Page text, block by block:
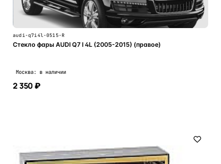
audi-q7i4l-0515-R
Стекло фары AUDI Q7 I 4L (2005-2015) (правое)
Москва: в наличии
2 350 ₽